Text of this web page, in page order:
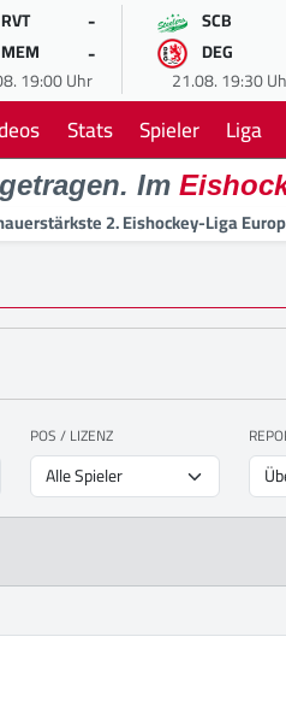
RVT -
MEM -
19:00 Uhr
SCB
DEG
21.08. 19:30
Stats Spieler Liga
Im
2. Eishockey-Liga
POS / LIZENZ